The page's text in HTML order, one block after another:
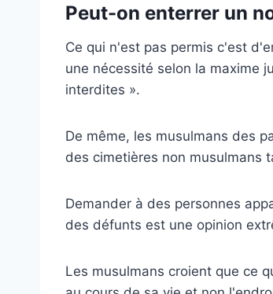
Peut-on enterrer un
Ce qui n'est pas permis c'est
une nécessité selon la maxime
interdites ».
De même, les musulmans des
des cimetières non musulmans
Demander à des personnes
des défunts est une opinion
Les musulmans croient que ce